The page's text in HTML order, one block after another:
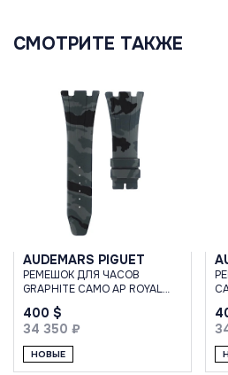
СМОТРИТЕ ТАКЖЕ
AUDEMARS PIGUET
РЕМЕШОК ДЛЯ ЧАСОВ
GRAPHITE CAMO AP ROYAL
OAK OFFSHORE 42MM STRAP
400 $
34 350 ₽
НОВЫЕ